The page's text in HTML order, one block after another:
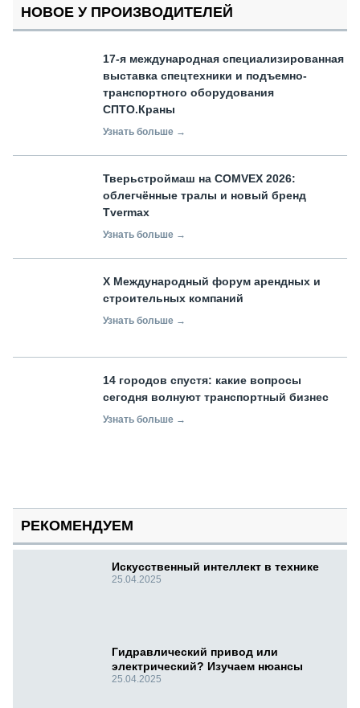
НОВОЕ У ПРОИЗВОДИТЕЛЕЙ
17-я международная специализированная
выставка спецтехники и подъемно-
транспортного оборудования
СПТО.Краны
Узнать больше →
Тверьстроймаш на COMVEX 2026:
облегчённые тралы и новый бренд
Tvermax
Узнать больше →
X Международный форум арендных и
строительных компаний
Узнать больше →
14 городов спустя: какие вопросы
сегодня волнуют транспортный бизнес
Узнать больше →
РЕКОМЕНДУЕМ
Искусственный интеллект в технике
25.04.2025
Гидравлический привод или
электрический? Изучаем нюансы
25.04.2025